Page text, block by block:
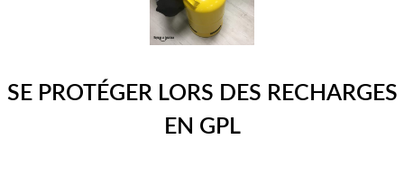
SE PROTÉGER LORS DES RECHARGES
EN GPL